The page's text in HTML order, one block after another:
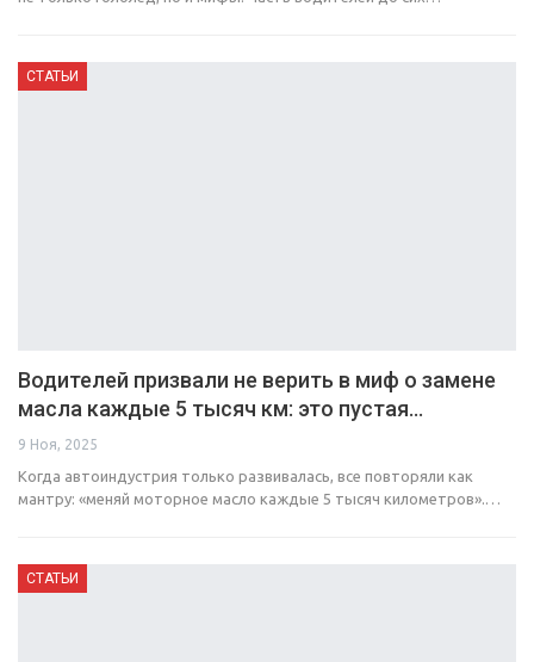
СТАТЬИ
Водителей призвали не верить в миф о замене
масла каждые 5 тысяч км: это пустая…
9 Ноя, 2025
Когда автоиндустрия только развивалась, все повторяли как
мантру: «меняй моторное масло каждые 5 тысяч километров».…
СТАТЬИ